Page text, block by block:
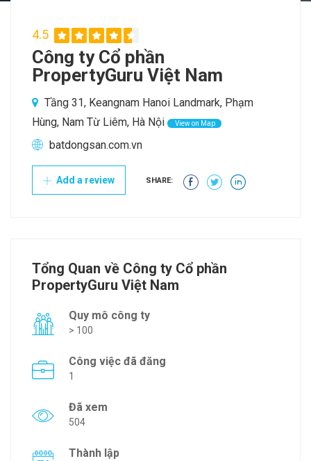
4.5
Công ty Cổ phần
PropertyGuru Việt Nam
Tầng 31, Keangnam Hanoi Landmark, Phạm
Hùng, Nam Từ Liêm, Hà Nội
View on Map
batdongsan.com.vn
Add a review SHARE:
Tổng Quan về Công ty Cổ phần
PropertyGuru Việt Nam
Quy mô công ty
> 100
Công việc đã đăng
1
Đã xem
504
Thành lập